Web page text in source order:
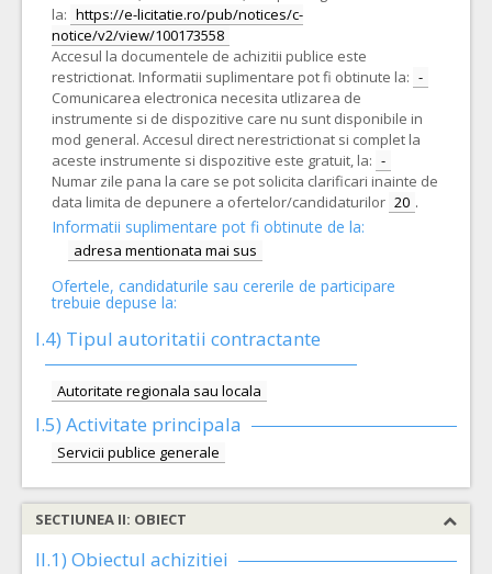
la: https://e-licitatie.ro/pub/notices/c-
notice/v2/view/100173558
Accesul la documentele de achizitii publice este
restrictionat. Informatii suplimentare pot fi obtinute la: -
Comunicarea electronica necesita utlizarea de
instrumente si de dispozitive care nu sunt disponibile in
mod general. Accesul direct nerestrictionat si complet la
aceste instrumente si dispozitive este gratuit, la: -
Numar zile pana la care se pot solicita clarificari inainte de
data limita de depunere a ofertelor/candidaturilor 20 .
Informatii suplimentare pot fi obtinute de la:
adresa mentionata mai sus
Ofertele, candidaturile sau cererile de participare
trebuie depuse la:
I.4) Tipul autoritatii contractante
Autoritate regionala sau locala
I.5) Activitate principala
Servicii publice generale
SECTIUNEA II: OBIECT
II.1) Obiectul achizitiei